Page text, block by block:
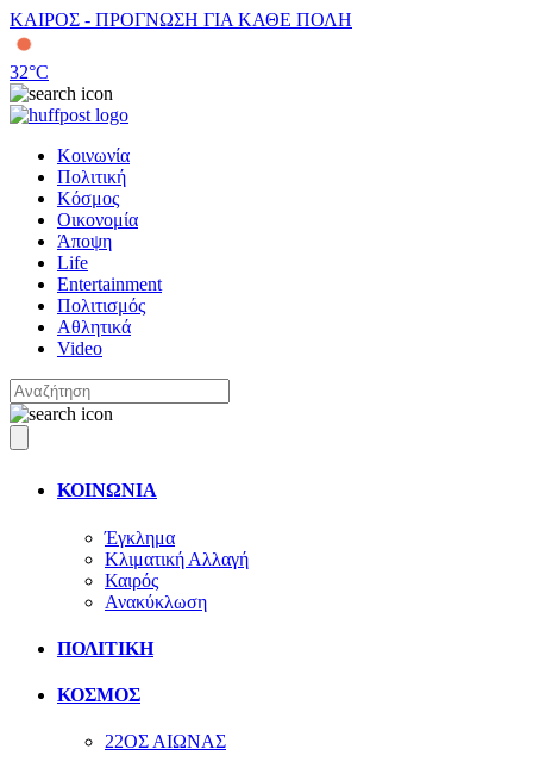
ΚΑΙΡΟΣ - ΠΡΟΓΝΩΣΗ ΓΙΑ ΚΑΘΕ ΠΟΛΗ
32°C
Κοινωνία
Πολιτική
Κόσμος
Οικονομία
Άποψη
Life
Entertainment
Πολιτισμός
Αθλητικά
Video
ΚΟΙΝΩΝΙΑ
Έγκλημα
Κλιματική Αλλαγή
Καιρός
Ανακύκλωση
ΠΟΛΙΤΙΚΗ
ΚΟΣΜΟΣ
22ΟΣ ΑΙΩΝΑΣ